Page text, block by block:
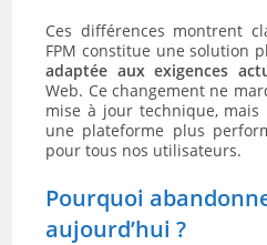
Ces différences montrent
FPM constitue une solution
adaptée aux exigences
Web. Ce changement ne
mise à jour technique,
une plateforme plus
pour tous nos utilisateurs.
Pourquoi
aujourd’hui ?